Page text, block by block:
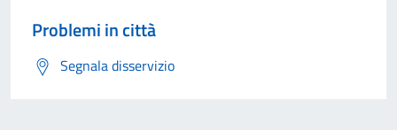
Problemi in città
Segnala disservizio